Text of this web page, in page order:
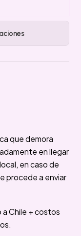
que demora
en llegar
en caso de
procede a enviar
a Chile + costos